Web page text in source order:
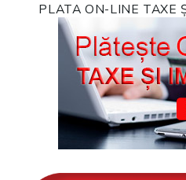
PLATA ON-LINE TAXE